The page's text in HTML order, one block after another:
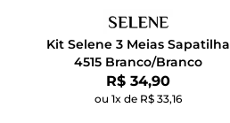
Kit Selene 3 Meias Sapatilha
4515 Branco/Branco
Por:
R$ 34,90
ou 1x de R$ 33,16